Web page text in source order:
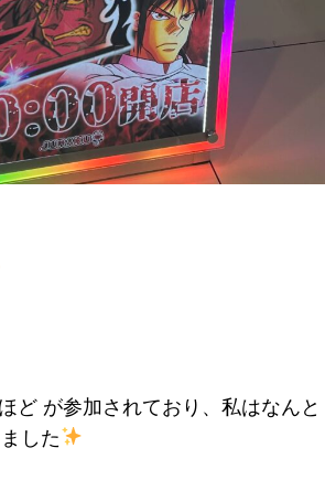
ど が参加されており、私はなんと
した